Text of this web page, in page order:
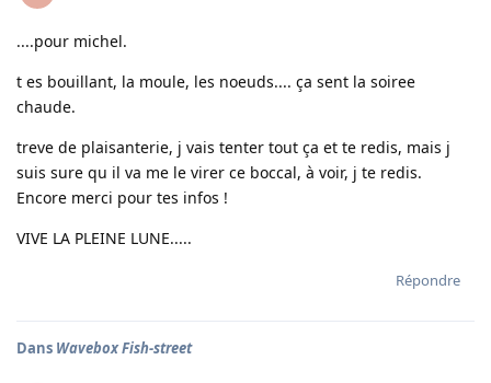
....pour michel.
t es bouillant, la moule, les noeuds.... ça sent la soiree
chaude.
treve de plaisanterie, j vais tenter tout ça et te redis, mais j
suis sure qu il va me le virer ce boccal, à voir, j te redis.
Encore merci pour tes infos !
VIVE LA PLEINE LUNE.....
Répondre
Dans Wavebox Fish-street